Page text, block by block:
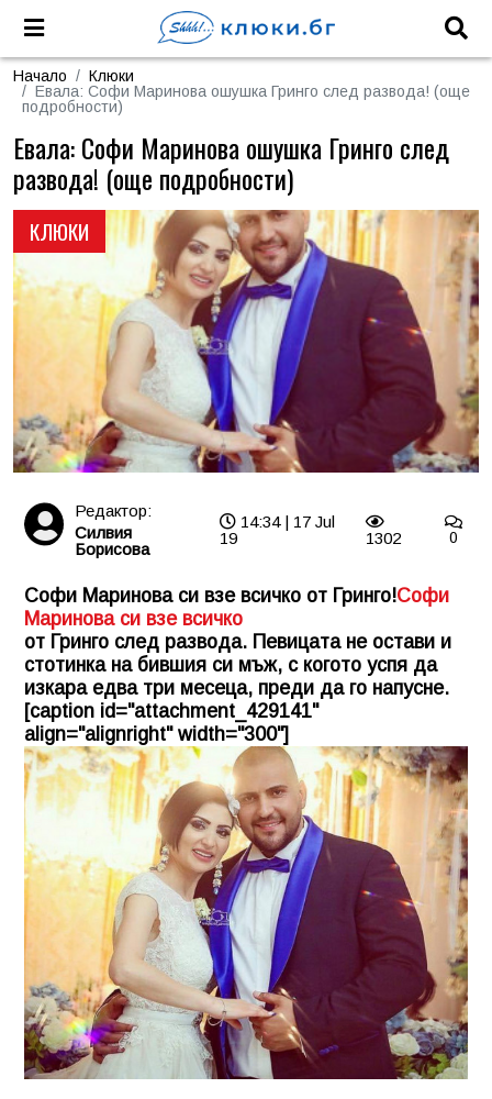
Начало
Клюки
Евала: Софи Маринова ошушка Гринго след развода! (още
подробности)
КЛЮКИ
Евала: Софи Маринова ошушка Гринго след
развода! (още подробности)
Редактор:
Силвия
Борисова
14:34 | 17 Jul
19
1302 0
Софи Маринова си взе всичко от Гринго!Софи
Маринова си взе всичко
от Гринго след развода. Певицата не остави и
стотинка на бившия си мъж, с когото успя да
изкара едва три месеца, преди да го напусне.
[caption id="attachment_429141"
align="alignright" width="300"]